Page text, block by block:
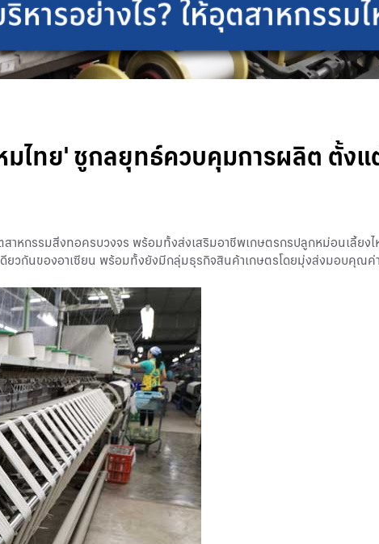
ไทย' ชูกลยุทธ์ควบคุมการผลิต ตั้งแ
สาหกรรมสิ่งทอครบวงจร พร้อมทั้งส่งเสริมอาชีพเกษตรกรปลูกหม่อนเลี้ยง
ยวกันของอาเซียน พร้อมทั้งยังมีกลุ่มธุรกิจสินค้าเกษตรโดยมุ่งส่งมอบคุณค่